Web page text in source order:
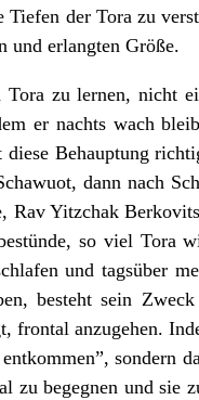
der Tora zu
und erlangten Größe.
zu lernen, nicht
er nachts wach
Behauptung
dann nach
Rav Yitzchak
so viel Tora
und tagsüber
besteht sein
frontal anzugehen.
sondern
zu begegnen und sie